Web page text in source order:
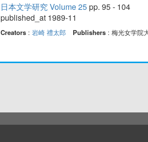
日本文学研究 Volume 25pp. 95 - 104
published_at 1989-11
Creators: 岩崎 禮太郎 Publishers: 梅光女学院